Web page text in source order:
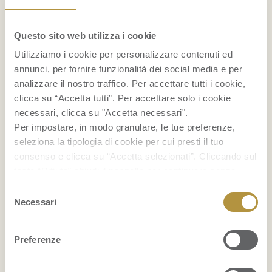
Questo sito web utilizza i cookie
Utilizziamo i cookie per personalizzare contenuti ed
annunci, per fornire funzionalità dei social media e per
analizzare il nostro traffico. Per accettare tutti i cookie,
clicca su “Accetta tutti”. Per accettare solo i cookie
necessari, clicca su "Accetta necessari".
Per impostare, in modo granulare, le tue preferenze,
seleziona la tipologia di cookie per cui presti il tuo
consenso e clicca su “Accetta selezionati”. Cliccando sul
Se vuoi saperne di più clicca
per accedere alla
delNecessari
Preferenze
Smoothie bowl
...
BENESSERE
La frutta fa ingrassare?
Indice glicemico della frutta